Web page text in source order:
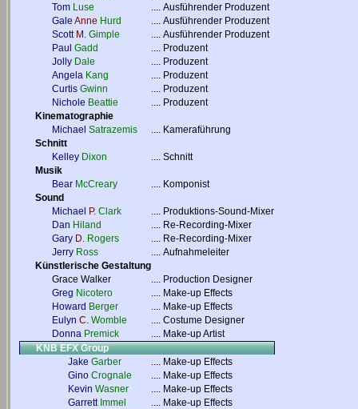
Tom Luse .... Ausführender Produzent
Gale Anne Hurd .... Ausführender Produzent
Scott M. Gimple .... Ausführender Produzent
Paul Gadd .... Produzent
Jolly Dale .... Produzent
Angela Kang .... Produzent
Curtis Gwinn .... Produzent
Nichole Beattie .... Produzent
Kinematographie
Michael Satrazemis .... Kameraführung
Schnitt
Kelley Dixon .... Schnitt
Musik
Bear McCreary .... Komponist
Sound
Michael
P. Clark .... Produktions-Sound-Mixer
Dan Hiland .... Re-Recording-Mixer
Gary D. Rogers .... Re-Recording-Mixer
Jerry Ross .... Aufnahmeleiter
Künstlerische Gestaltung
Grace Walker
.... Production Designer
Greg Nicotero .... Make-up Effects
Howard Berger .... Make-up Effects
Eulyn C. Womble .... Costume Designer
Donna Premick .... Make-up Artist
KNB EFX Group
Jake Garber .... Make-up Effects
Gino Crognale .... Make-up Effects
Kevin Wasner .... Make-up Effects
Garrett Immel .... Make-up Effects